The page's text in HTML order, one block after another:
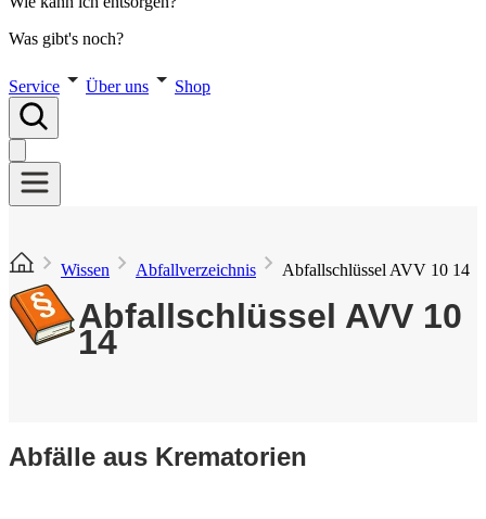
Was gibt's noch?
Service Über uns Shop
Wissen Abfallverzeichnis Abfallschlüssel AVV 10 14
Abfallschlüssel AVV 10
14
Abfälle aus Krematorien